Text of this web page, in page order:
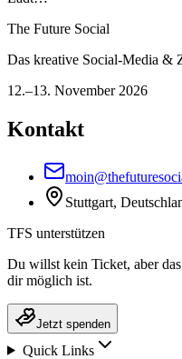
The Future Social
Das kreative Social-Media &
12.–13. November 2026
Kontakt
Stuttgart,
TFS unterstützen
Du willst kein Ticket, aber
dir möglich ist.
Jetzt spenden
Quick Links